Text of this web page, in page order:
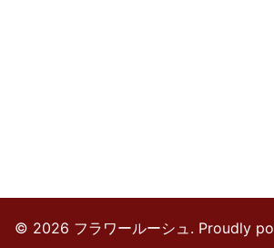
© 2026 フラワールーシュ. Proudly